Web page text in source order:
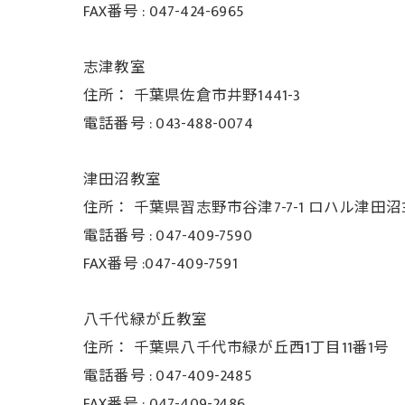
FAX番号 : 047-424-6965
志津教室
住所： 千葉県佐倉市井野1441-3
電話番号 :043-488-0074
津田沼教室
住所： 千葉県習志野市谷津7-7-1 ロハル津田沼
電話番号 :047-409-7590
FAX番号 :047-409-7591
八千代緑が丘教室
住所： 千葉県八千代市緑が丘西1丁目11番1号
電話番号 :047-409-2485